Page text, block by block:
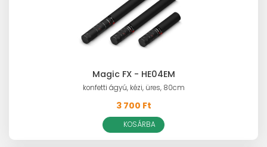
Magic FX - HE04EM
konfetti ágyú, kézi, üres, 80cm
3 700 Ft
KOSÁRBA